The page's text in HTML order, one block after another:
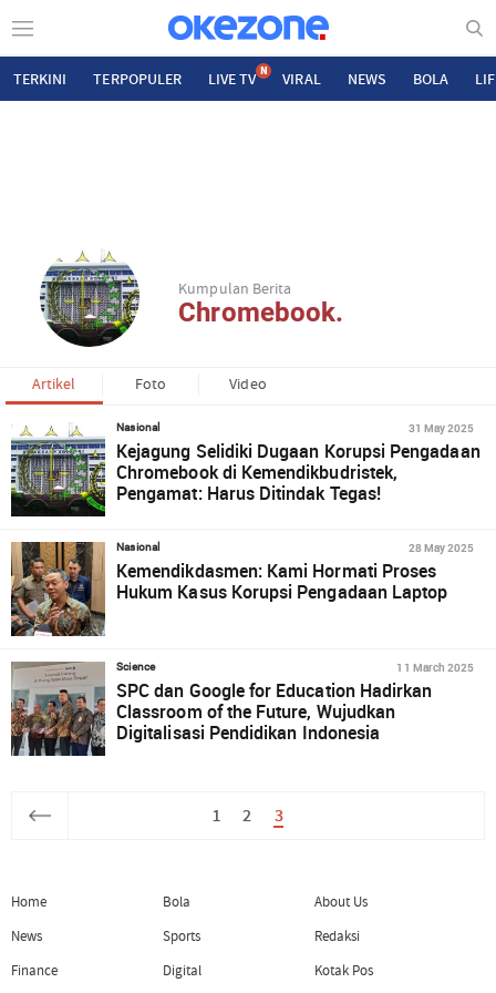
TERKINI TERPOPULER LIVE TV N VIRAL NEWS BOLA
Kumpulan Berita
Chromebook.
Artikel Foto Video
Nasional 31 May 2025
Kejagung Selidiki Dugaan Korupsi Pengadaan
Chromebook di Kemendikbudristek,
Pengamat: Harus Ditindak Tegas!
Nasional 28 May 2025
Kemendikdasmen: Kami Hormati Proses
Hukum Kasus Korupsi Pengadaan Laptop
Science 11 March 2025
SPC dan Google for Education Hadirkan
Classroom of the Future, Wujudkan
Digitalisasi Pendidikan Indonesia
1 2 3
Home
News
Finance
Bola
Sports
Digital
About Us
Redaksi
Kotak Pos